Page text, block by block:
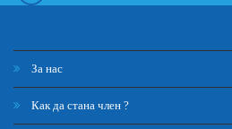
За нас
Как да стана член ?